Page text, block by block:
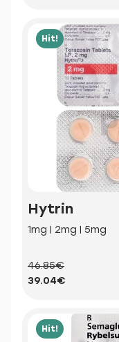
Hit!
Hytrin
1mg | 2mg | 5mg
46.85€
39.04€
Hit!